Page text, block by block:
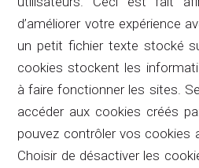
d’améliorer votre expérience
un petit fichier texte stocké
cookies stockent les
à faire fonctionner les sites.
accéder aux cookies créés
pouvez contrôler vos cookies
Choisir de désactiver les